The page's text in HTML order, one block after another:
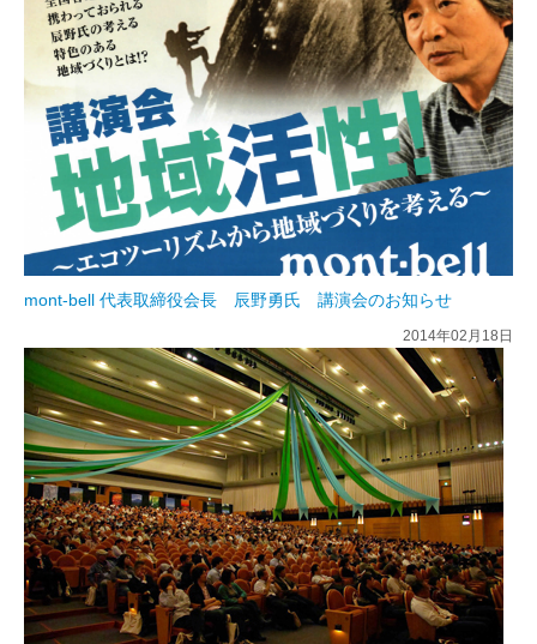
mont-bell 代表取締役会長 辰野勇氏 講演会のお知らせ
2014年02月18日